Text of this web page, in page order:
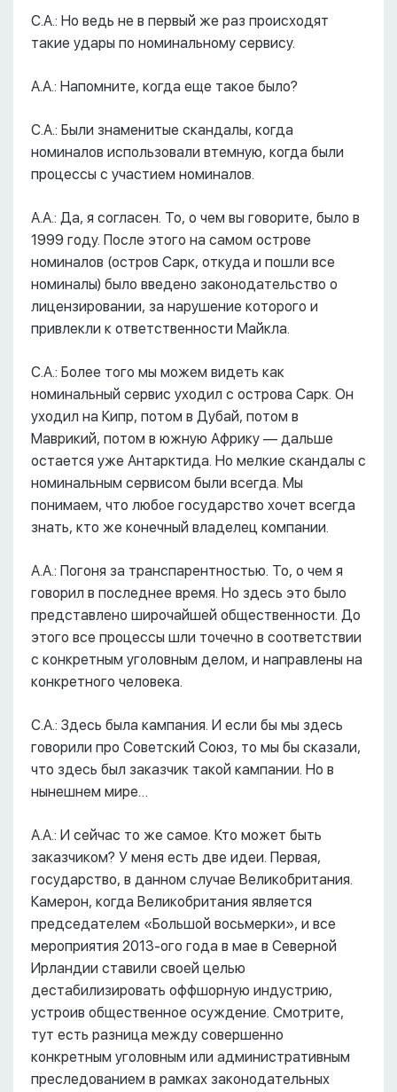
С.А.: Но ведь не в первый же раз происходят
такие удары по номинальному сервису.
А.А.: Напомните, когда еще такое было?
С.А.: Были знаменитые скандалы, когда
номиналов использовали втемную, когда были
процессы с участием номиналов.
А.А.: Да, я согласен. То, о чем вы говорите, было в
1999 году. После этого на самом острове
номиналов (остров Сарк, откуда и пошли все
номиналы) было введено законодательство о
лицензировании, за нарушение которого и
привлекли к ответственности Майкла.
С.А.: Более того мы можем видеть как
номинальный сервис уходил с острова Сарк. Он
уходил на Кипр, потом в Дубай, потом в
Маврикий, потом в южную Африку –– дальше
остается уже Антарктида. Но мелкие скандалы с
номинальным сервисом были всегда. Мы
понимаем, что любое государство хочет всегда
знать, кто же конечный владелец компании.
А.А.: Погоня за транспарентностью. То, о чем я
говорил в последнее время. Но здесь это было
представлено широчайшей общественности. До
этого все процессы шли точечно в соответствии
с конкретным уголовным делом, и направлены на
конкретного человека.
С.А.: Здесь была кампания. И если бы мы здесь
говорили про Советский Союз, то мы бы сказали,
что здесь был заказчик такой кампании. Но в
нынешнем мире…
А.А.: И сейчас то же самое. Кто может быть
заказчиком? У меня есть две идеи. Первая,
государство, в данном случае Великобритания.
Камерон, когда Великобритания является
председателем «Большой восьмерки», и все
мероприятия 2013-ого года в мае в Северной
Ирландии ставили своей целью
дестабилизировать оффшорную индустрию,
устроив общественное осуждение. Смотрите,
тут есть разница между совершенно
конкретным уголовным или административным
преследованием в рамках законодательных